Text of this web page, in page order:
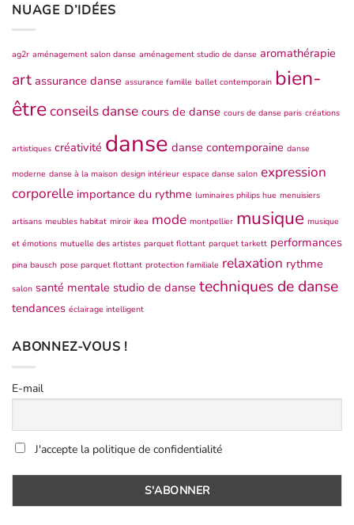
NUAGE D’IDÉES
ag2r aménagement salon danse aménagement studio de danse aromathérapie
art assurance danse assurance famille ballet contemporain bien-
êtreconseils danse cours de danse cours de danse paris créations
artistiques créativité danse danse contemporaine danse
moderne danse à la maison design intérieur espace danse salon expression
corporelle importance du rythme luminaires philips hue menuisiers
artisans meubles habitat miroir ikea mode montpellier musique musique
et émotions mutuelle des artistes parquet flottant parquet tarkett performances
pina bausch pose parquet flottant protection familiale relaxation rythme
salon santé mentale studio de danse techniques de danse
tendances éclairage intelligent
ABONNEZ-VOUS !
E-mail
J'accepte la politique de confidentialité